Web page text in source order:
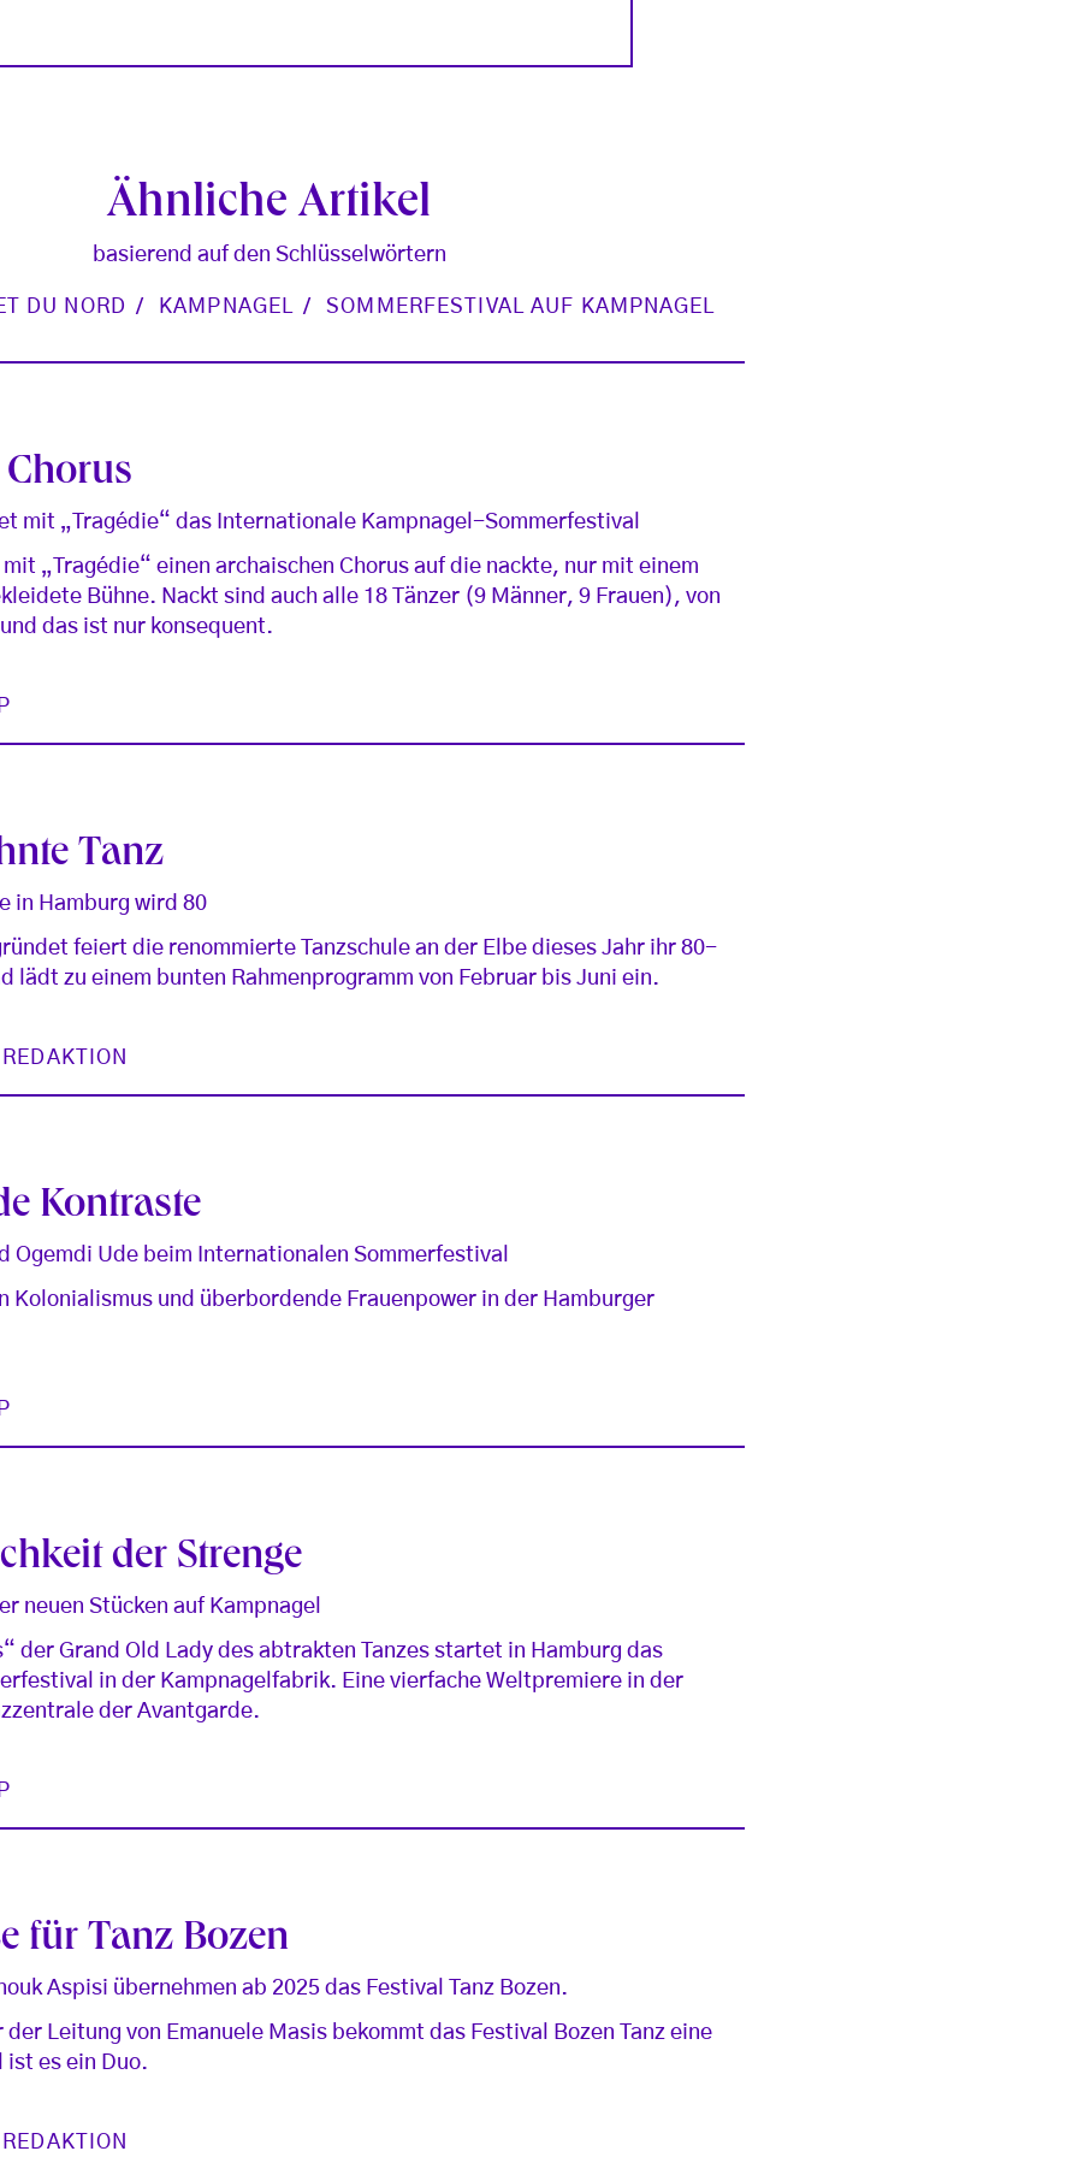
Ähnliche Artikel
basierend auf den Schlüsselwörtern
DU NORD KAMPNAGEL SOMMERFESTIVAL AUF KAMPNAGEL
mit „Tragédie“ das Internationale Kampnagel-Sommerfestival
„Tragédie“ einen archaischen Chorus auf die nackte, nur mit einem
Bühne. Nackt sind auch alle 18 Tänzer (9 Männer, 9 Frauen), von
das ist nur konsequent.
Tanz
in Hamburg wird 80
feiert die renommierte Tanzschule an der Elbe dieses Jahr ihr 80-
lädt zu einem bunten Rahmenprogramm von Februar bis Juni ein.
Kontraste
Ogemdi Ude beim Internationalen Sommerfestival
Kolonialismus und überbordende Frauenpower in der Hamburger
der Strenge
neuen Stücken auf Kampnagel
der Grand Old Lady des abtrakten Tanzes startet in Hamburg das
in der Kampnagelfabrik. Eine vierfache Weltpremiere in der
der Avantgarde.
für Tanz Bozen
Aspisi übernehmen ab 2025 das Festival Tanz Bozen.
der Leitung von Emanuele Masis bekommt das Festival Bozen Tanz eine
ist es ein Duo.